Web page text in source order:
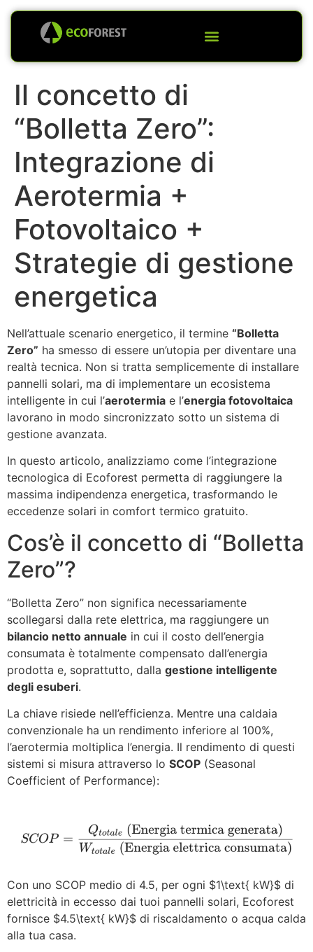
Il concetto di
“Bolletta Zero”:
Integrazione di
Aerotermia +
Fotovoltaico +
Strategie di gestione
energetica
Nell’attuale scenario energetico, il termine “Bolletta
Zero” ha smesso di essere un’utopia per diventare una
realtà tecnica. Non si tratta semplicemente di installare
pannelli solari, ma di implementare un ecosistema
intelligente in cui l’aerotermia e l’energia fotovoltaica
lavorano in modo sincronizzato sotto un sistema di
gestione avanzata.
In questo articolo, analizziamo come l’integrazione
tecnologica di Ecoforest permetta di raggiungere la
massima indipendenza energetica, trasformando le
eccedenze solari in comfort termico gratuito.
Cos’è il concetto di “Bolletta
Zero”?
“Bolletta Zero” non significa necessariamente
scollegarsi dalla rete elettrica, ma raggiungere un
bilancio netto annuale in cui il costo dell’energia
consumata è totalmente compensato dall’energia
prodotta e, soprattutto, dalla gestione intelligente
degli esuberi.
La chiave risiede nell’efficienza. Mentre una caldaia
convenzionale ha un rendimento inferiore al 100%,
l’aerotermia moltiplica l’energia. Il rendimento di questi
sistemi si misura attraverso lo SCOP (Seasonal
Coefficient of Performance):
Con uno SCOP medio di 4.5, per ogni $1\text{ kW}$ di
elettricità in eccesso dai tuoi pannelli solari, Ecoforest
fornisce $4.5\text{ kW}$ di riscaldamento o acqua calda
alla tua casa.